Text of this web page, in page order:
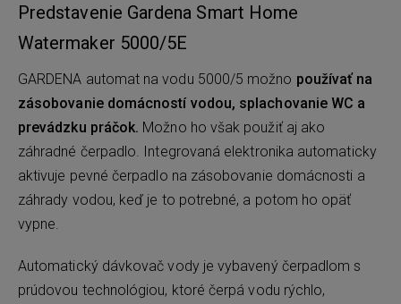
Predstavenie Gardena Smart Home
Watermaker 5000/5E
GARDENA automat na vodu 5000/5 možno používať na
zásobovanie domácností vodou, splachovanie WC a
prevádzku práčok. Možno ho však použiť aj ako
záhradné čerpadlo. Integrovaná elektronika automaticky
aktivuje pevné čerpadlo na zásobovanie domácnosti a
záhrady vodou, keď je to potrebné, a potom ho opäť
vypne.
Automatický dávkovač vody je vybavený čerpadlom s
prúdovou technológiou, ktoré čerpá vodu rýchlo,